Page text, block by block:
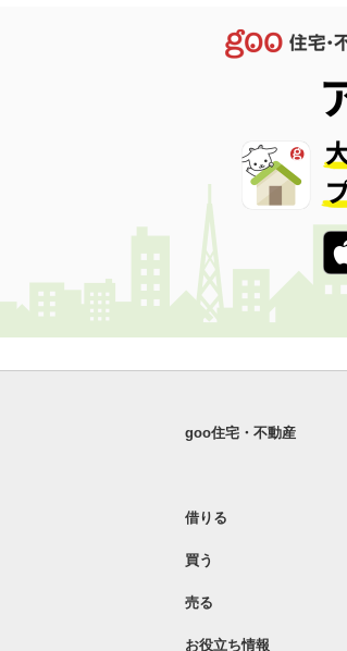
goo住宅・不動産
借りる
買う
売る
お役立ち情報